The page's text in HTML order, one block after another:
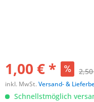
1,00 € *
inkl. MwSt.Versand- &
Schnellstmöglich